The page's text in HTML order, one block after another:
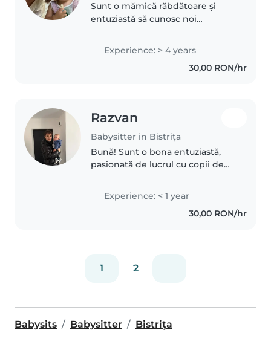
Sunt o mămică răbdătoare și
entuziastă să cunosc noi
Experience: > 4 years
30,00 RON/hr
Razvan
Babysitter in Bistriţa
Bună! Sunt o bona entuziastă,
pasionată de lucrul cu copii de
confortabil cu animalele de
companie, gătitul, treburile
casnice și chiar cu ajutorul la
Experience: < 1 year
30,00 RON/hr
1 2
Babysits Babysitter Bistriţa